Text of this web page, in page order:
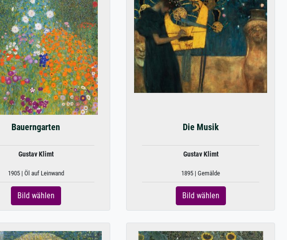
Bauerngarten
Gustav Klimt
1905 | Öl auf Leinwand
Bild wählen
Die Musik
Gustav Klimt
1895 | Gemälde
Bild wählen